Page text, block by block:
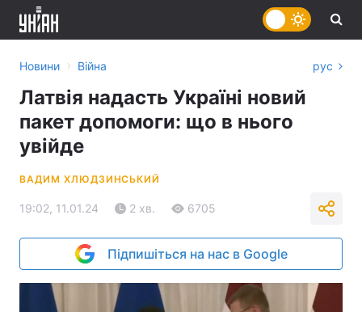
Новини › Війна рус
Латвія надасть Україні новий
пакет допомоги: що в нього
увійде
ВАДИМ ХЛЮДЗИНСЬКИЙ
19:02, 11.01.24 2 хв. 6705
Підпишіться на нас в Google